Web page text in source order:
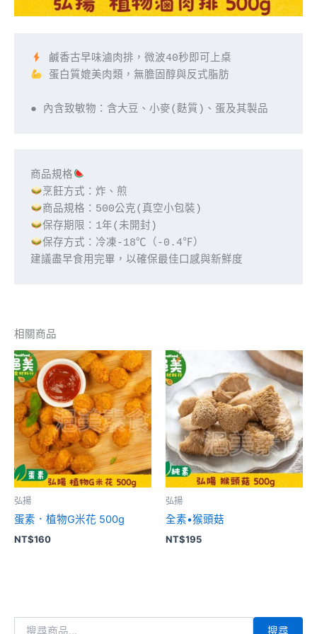
蛋白質媲美肉類，無膽固醇與反式脂肪
● 內含致敏物：含大豆、小麥(麩質)、蛋及其製品
商品規格
保存方式：冷凍-18℃（-0.4℉）
建議盡早食用完畢，以確保最佳口感與新鮮度
相關商品
弘揚
蛋素．植物G米花 500g
NT$160
弘揚
全素•猴頭菇
NT$195
搜尋